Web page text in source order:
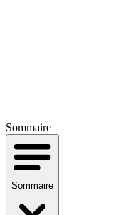
Sommaire
Sommaire